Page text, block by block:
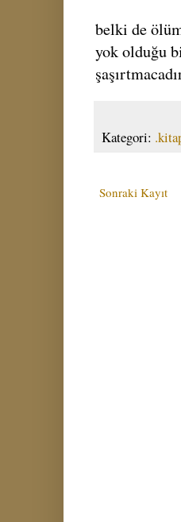
belki de
yok olduğu
Kategori:
Sonraki Kayıt